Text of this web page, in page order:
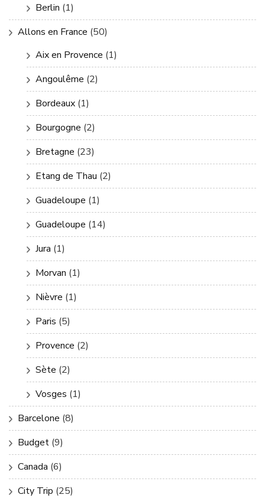
Berlin (1)
Allons en France (50)
Aix en Provence (1)
Angoulême (2)
Bordeaux (1)
Bourgogne (2)
Bretagne (23)
Etang de Thau (2)
Guadeloupe (1)
Guadeloupe (14)
Jura (1)
Morvan (1)
Nièvre (1)
Paris (5)
Provence (2)
Sète (2)
Vosges (1)
Barcelone (8)
Budget (9)
Canada (6)
City Trip (25)